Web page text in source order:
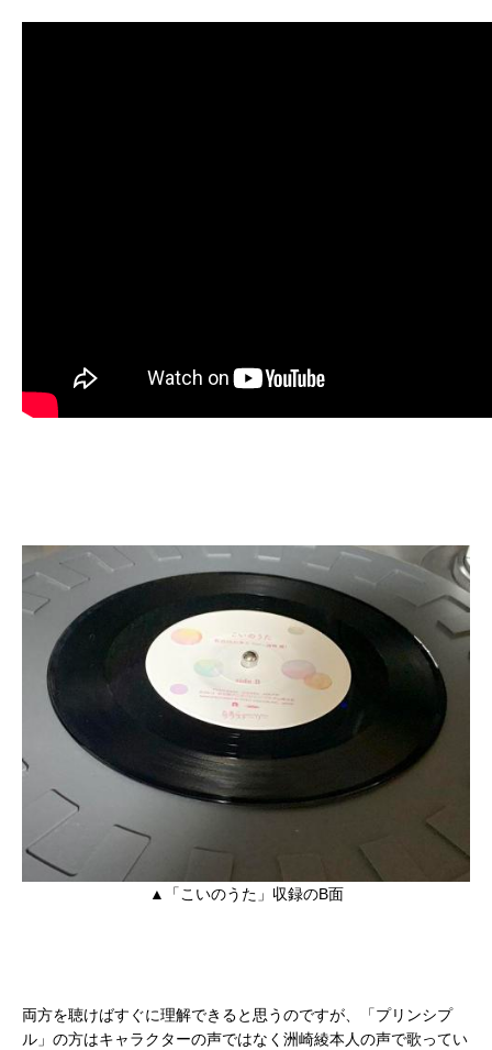
▲「こいのうた」収録のB面
両方を聴けばすぐに理解できると思うのですが、「プリンシプ
ル」の方はキャラクターの声ではなく洲崎綾本人の声で歌ってい